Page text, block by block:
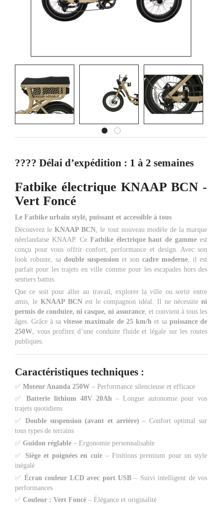
???? Délai d’expédition : 1 à 2 semaines
Fatbike électrique KNAAP BCN -
Vert Foncé
Le Fatbike urbain stylé, puissant et accessible à tous
Découvrez leKNAAP BCN , le tout nouveau modèle de la marque
néerlandaise KNAAP. Ce Fatbike électrique haut de gamme est
conçu pour vous offrir confort, performance et design. Avec son
look robuste, sa double suspension et son cadre moderne , il est
parfait pour les trajets en ville comme pour les escapades hors des
sentiers battus.
Que ce soit pour aller au travail, explorer la ville ou sortir entre
amis, le KNAAP BCN est le compagnon idéal. Il ne nécessite ni
permis de conduire, ni casque, ni assurance , et convient à tous les
âges. Grâce à savitesse maximale de 25 km/h et sa puissance de
250W , vous profitez d’une conduite fluide et légale sur les routes
publiques.
Caractéristiques techniques :
✅ Moteur Ananda 250W – Performance silencieuse et efficace
✅Batterie lithium 48V 20Ah– Longue autonomie pour vos
trajets quotidiens
✅Double suspension (avant et arrière) – Confort optimal sur
tous types de terrains
✅ Guidon réglable – Ergonomie personnalisable
✅ Siège et poignées en cuir– Finitions premium pour un style
inégalé
✅ Écran couleur LCD avec port USB– Suivi intelligent de vos
performances
✅ Couleur : Vert Foncé – Élégance et originalité